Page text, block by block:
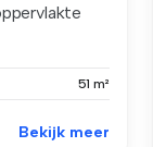
51 m²
Bekijk meer